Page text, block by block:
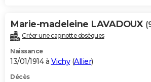
Marie-madeleine LAVADOUX
Créer une cagnotte obsèques
Naissance
13/01/1914 à Vichy(Allier)
Décès